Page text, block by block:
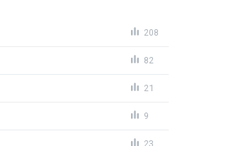
208
82
21
9
23